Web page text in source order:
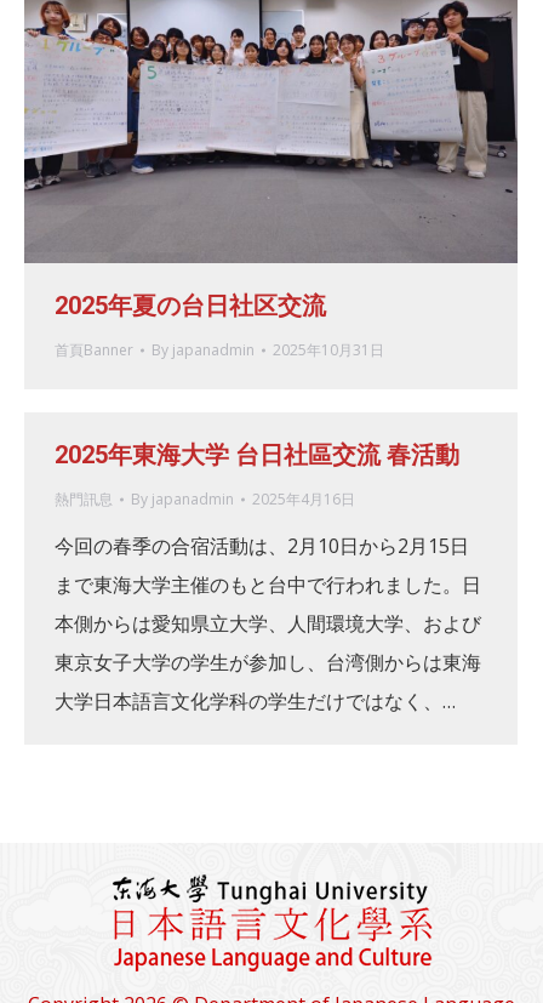
2025年夏の台日社区交流
首頁Banner By japanadmin 2025年10月31日
2025年東海大学 台日社區交流 春活動
熱門訊息 By japanadmin 2025年4月16日
今回の春季の合宿活動は、2月10日から2月15日
まで東海大学主催のもと台中で行われました。日
本側からは愛知県立大学、人間環境大学、および
東京女子大学の学生が参加し、台湾側からは東海
大学日本語言文化学科の学生だけではなく、…